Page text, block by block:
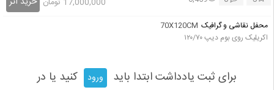
محفل نقاشی و گرافیک 70X120CM
اکریلیک روی بوم دیپ ۱۲۰/۷۰
برای ثبت یادداشت ابتدا باید ورود
کنید یا در